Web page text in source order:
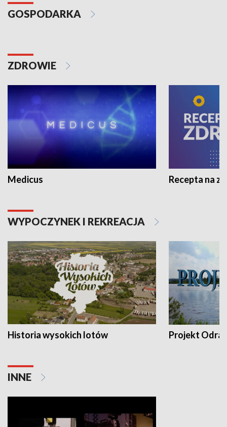
GOSPODARKA
ZDROWIE
Medicus Recepta na
WYPOCZYNEK I REKREACJA
Historia wysokich lotów Projekt Odra
INNE